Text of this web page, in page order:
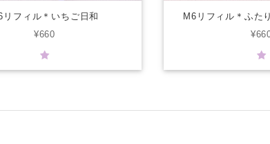
リフィル＊いちご日和
¥660
M6リフィル＊ふた